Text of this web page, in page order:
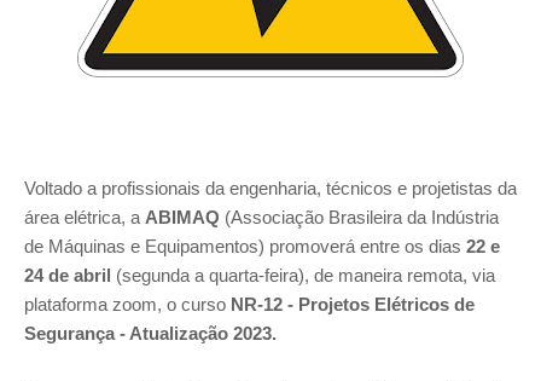
Voltado a profissionais da engenharia, técnicos e projetistas da
área elétrica, a ABIMAQ (Associação Brasileira da Indústria
de Máquinas e Equipamentos) promoverá entre os dias 22 e
24 de abril
(segunda a quarta-feira), de maneira remota, via
plataforma zoom, o curso NR-12 - Projetos Elétricos de
Segurança - Atualização 2023.